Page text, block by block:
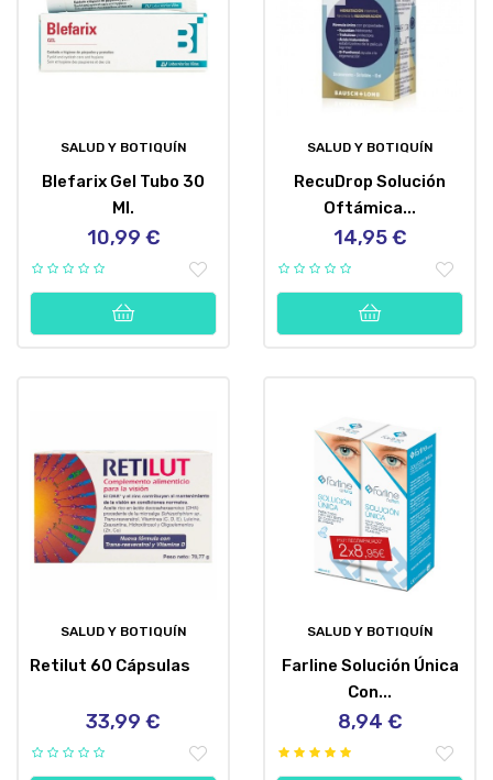
SALUD Y BOTIQUÍN
Blefarix Gel Tubo 30
Ml.
Precio
10,99 €
SALUD Y BOTIQUÍN
RecuDrop Solución
Oftámica...
Precio
14,95 €
SALUD Y BOTIQUÍN
Retilut 60 Cápsulas
Precio
33,99 €
SALUD Y BOTIQUÍN
Farline Solución Única
Con...
Precio
8,94 €